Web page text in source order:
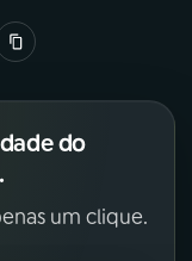
do
um clique.